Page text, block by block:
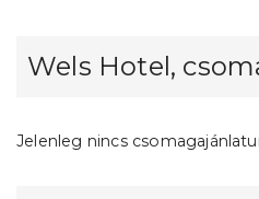
Wels Hotel,
Jelenleg nincs